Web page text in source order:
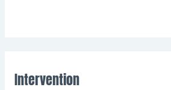
Intervention